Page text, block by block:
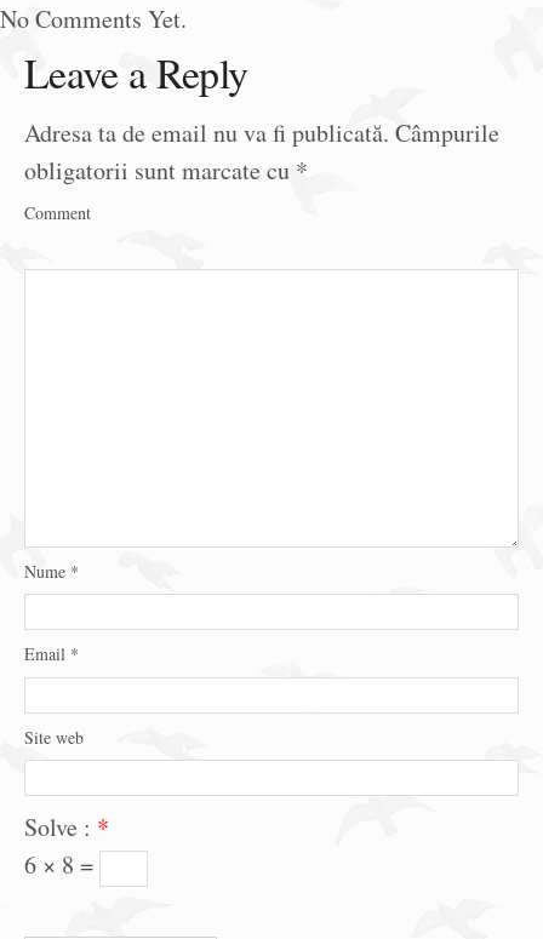
No Comments Yet.
Leave a Reply
Adresa ta de email nu va fi publicată. Câmpurile
obligatorii sunt marcate cu *
Comment
Nume *
Email *
Site web
Solve : *
6 × 8 =